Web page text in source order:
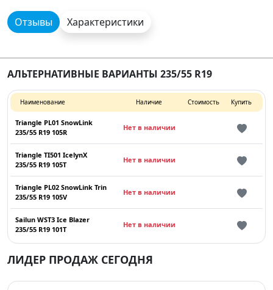
Отзывы Характеристики
АЛЬТЕРНАТИВНЫЕ ВАРИАНТЫ 235/55 R19
Наименование Наличие Стоимость Купить
Triangle PL01 SnowLink
235/55 R19 105R
Нет в наличии
Triangle TI501 IcelynX
235/55 R19 105T
Нет в наличии
Triangle PL02 SnowLink Trin
235/55 R19 105V
Нет в наличии
Sailun WST3 Ice Blazer
235/55 R19 101T
Нет в наличии
ЛИДЕР ПРОДАЖ СЕГОДНЯ